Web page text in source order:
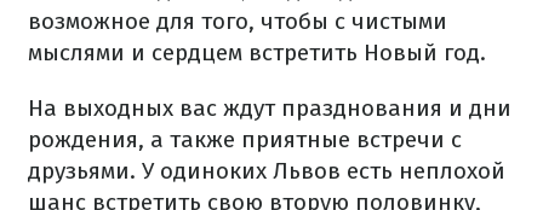
возможное для того, чтобы с чистыми
мыслями и сердцем встретить Новый год.
На выходных вас ждут празднования и дни
рождения, а также приятные встречи с
друзьями. У одиноких Львов есть неплохой
шанс встретить свою вторую половинку,